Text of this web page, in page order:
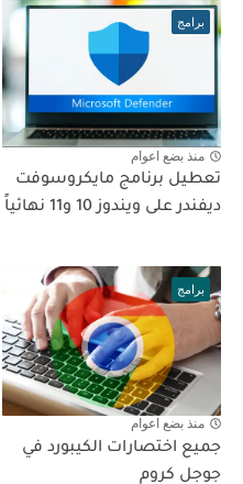
برامج
منذ بضع اعوام
تعطيل برنامج مايكروسوفت
ديفندر على ويندوز 10 و11 نهائياً
برامج
منذ بضع اعوام
جميع اختصارات الكيبورد في
جوجل كروم